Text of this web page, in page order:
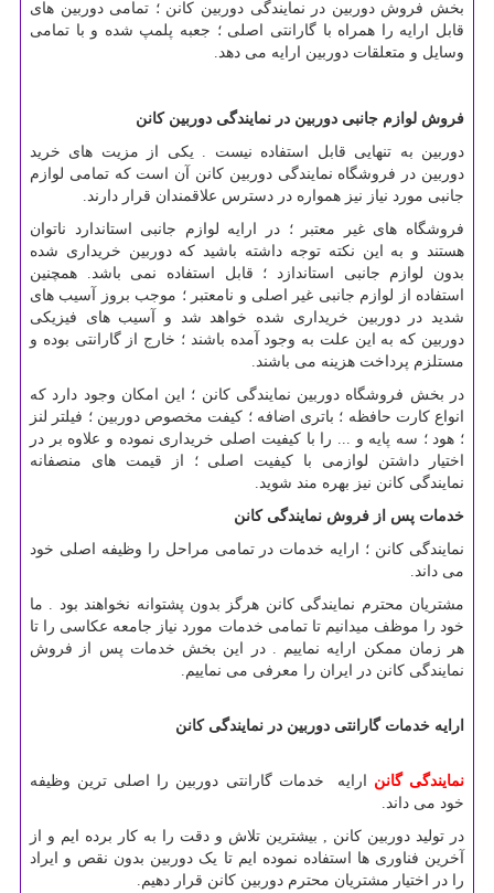
بخش فروش دوربین در نمایندگی دوربین کانن ؛ تمامی دوربین های
قابل ارایه را همراه با گارانتی اصلی ؛ جعبه پلمپ شده و با تمامی
وسایل و متعلقات دوربین ارایه می دهد.
فروش لوازم جانبی دوربین در نمایندگی دوربین کانن
دوربین به تنهایی قابل استفاده نیست . یکی از مزیت های خرید
دوربین در فروشگاه نمایندگی دوربین کانن آن است که تمامی لوازم
جانبی مورد نیاز نیز همواره در دسترس علاقمندان قرار دارند.
فروشگاه های غیر معتبر ؛ در ارایه لوازم جانبی استاندارد ناتوان
هستند و به این نکته توجه داشته باشید که دوربین خریداری شده
بدون لوازم جانبی استاندازد ؛ قابل استفاده نمی باشد. همچنین
استفاده از لوازم جانبی غیر اصلی و نامعتبر ؛ موجب بروز آسیب های
شدید در دوربین خریداری شده خواهد شد و آسیب های فیزیکی
دوربین که به این علت به وجود آمده باشند ؛ خارج از گارانتی بوده و
مستلزم پرداخت هزینه می باشند.
در بخش فروشگاه دوربین نمایندگی کانن ؛ این امکان وجود دارد که
انواع کارت حافظه ؛ باتری اضافه ؛ کیفت مخصوص دوربین ؛ فیلتر لنز
؛ هود ؛ سه پایه و ... را با کیفیت اصلی خریداری نموده و علاوه بر در
اختیار داشتن لوازمی با کیفیت اصلی ؛ از قیمت های منصفانه
نمایندگی کانن نیز بهره مند شوید.
خدمات پس از فروش نمایندگی کانن
نمایندگی کانن ؛ ارایه خدمات در تمامی مراحل را وظیفه اصلی خود
می داند.
مشتریان محترم نمایندگی کانن هرگز بدون پشتوانه نخواهند بود . ما
خود را موظف میدانیم تا تمامی خدمات مورد نیاز جامعه عکاسی را تا
هر زمان ممکن ارایه نماییم . در این بخش خدمات پس از فروش
نمایندگی کانن در ایران را معرفی می نماییم.
ارایه خدمات گارانتی دوربین در نمایندگی کانن
نمایندگی گانن ارایه خدمات گارانتی دوربین را اصلی ترین وظیفه
خود می داند.
در تولید دوربین کانن , بیشترین تلاش و دقت را به کار برده ایم و از
آخرین فناوری ها استفاده نموده ایم تا یک دوربین بدون نقص و ایراد
را در اختیار مشتریان محترم دوربین کانن قرار دهیم.